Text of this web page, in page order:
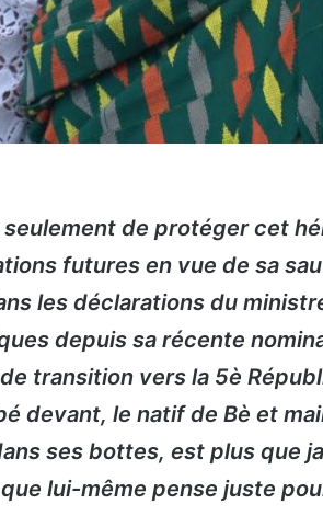
de protéger cet
futures en vue de sa
les déclarations du
depuis sa récente
transition vers la 5è
devant, le natif de Bè et
ses bottes, est plus que
lui-même pense juste